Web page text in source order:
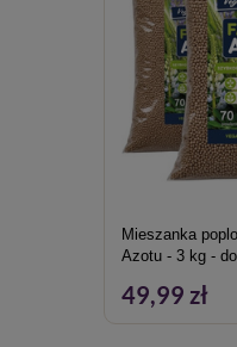
Zaświadczenie
Ze środków
produktu.
określone w
Mieszanka
Azotu - 3 kg -
49,99 zł